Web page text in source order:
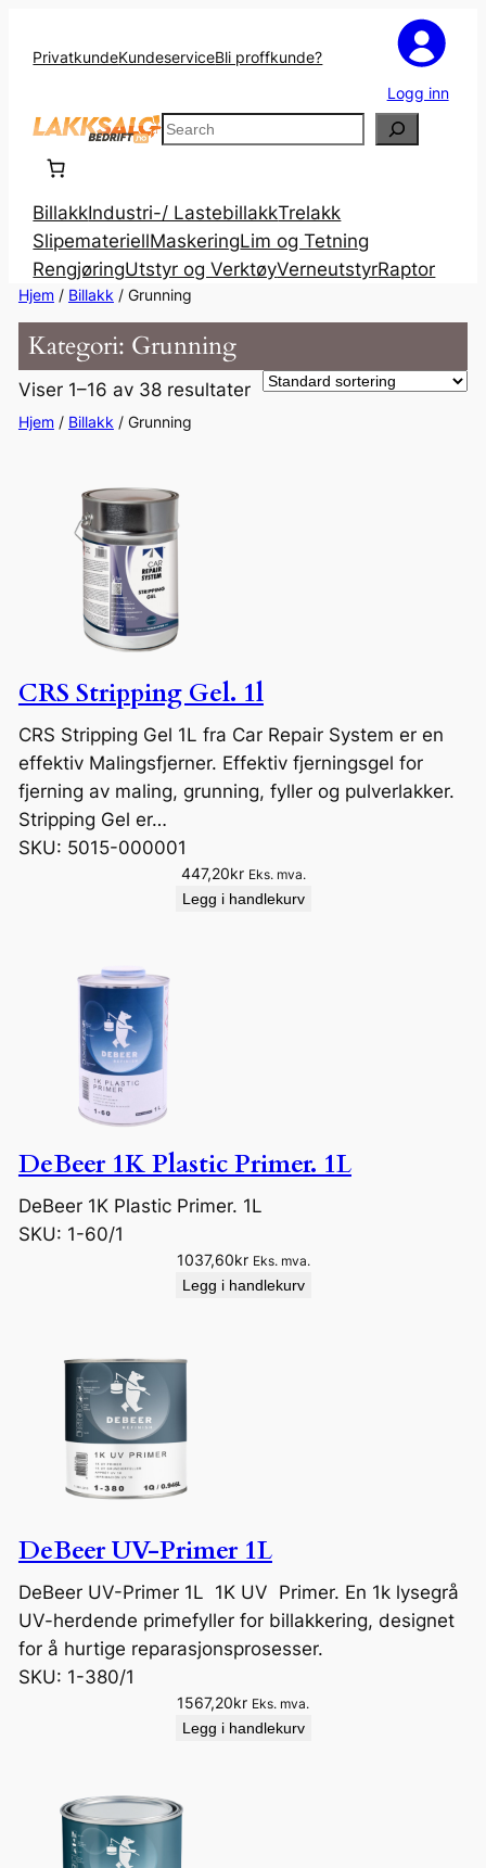
PrivatkundeKundeserviceBli proffkunde?
Logg inn
Search
BillakkIndustri-/ LastebillakkTrelakk
SlipemateriellMaskeringLim og Tetning
RengjøringUtstyr og VerktøyVerneutstyrRaptor
Hjem/ Billakk / Grunning
Kategori: Grunning
Viser 1–16 av 38 resultater
Hjem/ Billakk / Grunning
CRS Stripping Gel. 1l
CRS Stripping Gel 1L fra Car Repair System er en
effektiv Malingsfjerner. Effektiv fjerningsgel for
fjerning av maling, grunning, fyller og pulverlakker.
Stripping Gel er…
SKU: 5015-000001
447,20kr Eks. mva.
Legg i handlekurv
DeBeer 1K Plastic Primer. 1L
DeBeer 1K Plastic Primer. 1L
SKU: 1-60/1
1037,60kr Eks. mva.
Legg i handlekurv
DeBeer UV-Primer 1L
DeBeer UV-Primer 1L 1K UV Primer. En 1k lysegrå
UV-herdende primefyller for billakkering, designet
for å hurtige reparasjonsprosesser.
SKU: 1-380/1
1567,20kr Eks. mva.
Legg i handlekurv